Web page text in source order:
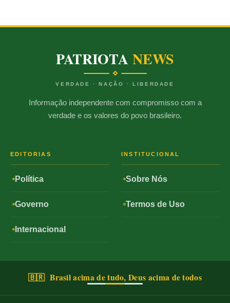
PATRIOTANEWS
VERDADE · NAÇÃO · LIBERDADE
Informação independente com compromisso com a
verdade e os valores do povo brasileiro.
EDITORIAS
Política
Governo
Internacional
INSTITUCIONAL
Sobre Nós
Termos de Uso
🇧🇷 Brasil acima de tudo, Deus acima de todos